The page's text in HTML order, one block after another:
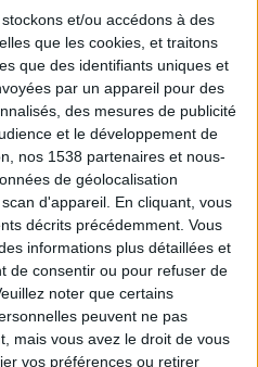
stockons et/ou accédons à des
que les cookies, et traitons
que des identifiants uniques et
par un appareil pour des
des mesures de publicité
et le développement de
nos 1538 partenaires et nous-
de géolocalisation
d'appareil. En cliquant, vous
décrits précédemment. Vous
informations plus détaillées et
de consentir ou pour refuser de
noter que certains
peuvent ne pas
mais vous avez le droit de vous
vos préférences ou retirer
Voir tout